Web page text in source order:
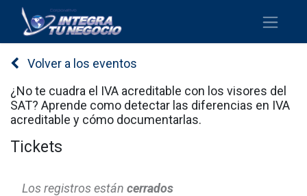
Volver a los eventos
¿No te cuadra el IVA acreditable con los visores del
SAT? Aprende como detectar las diferencias en IVA
acreditable y cómo documentarlas.
Tickets
Los registros están cerrados